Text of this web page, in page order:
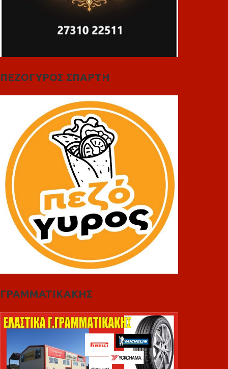
ΠΕΖΟΓΥΡΟΣ ΣΠΑΡΤΗ
ΓΡΑΜΜΑΤΙΚΑΚΗΣ